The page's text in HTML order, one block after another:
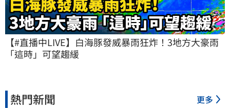
【#直播中LIVE】白海豚發威暴雨狂炸！3地方大豪雨
「這時」可望趨緩
熱門新聞 更多